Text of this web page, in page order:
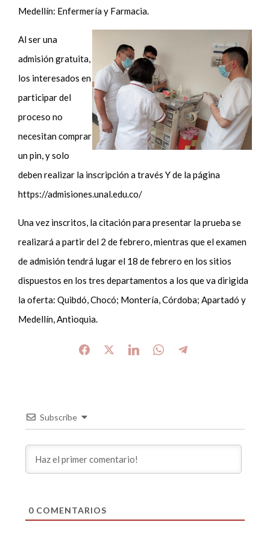
Medellín: Enfermería y Farmacia.
Al ser una
admisión gratuita,
los interesados en
participar del
proceso no
necesitan comprar
un pin, y solo
deben realizar la inscripción a través Y de la página
https://admisiones.unal.edu.co/
Una vez inscritos, la citación para presentar la prueba se
realizará a partir del 2 de febrero, mientras que el examen
de admisión tendrá lugar el 18 de febrero en los sitios
dispuestos en los tres departamentos a los que va dirigida
la oferta: Quibdó, Chocó; Montería, Córdoba; Apartadó y
Medellín, Antioquia.
Subscribe
0COMENTARIOS